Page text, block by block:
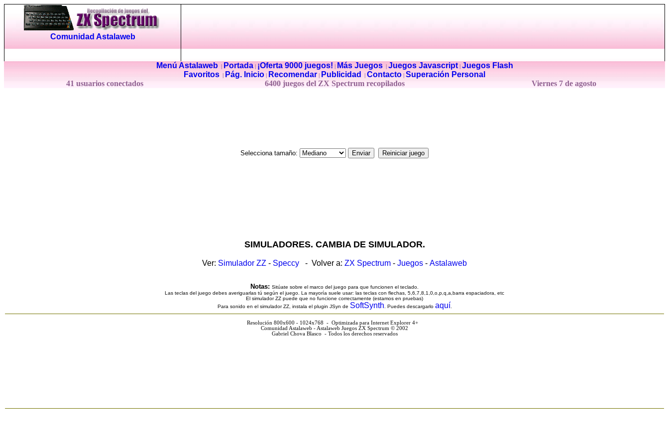
Comunidad Astalaweb
Menú Astalaweb| Portada| ¡Oferta 9000 juegos! Más Juegos| Juegos Javascript| Juegos Flash
Favoritos
Pág. Inicio Recomendar Publicidad Contacto Superación Personal
41 usuarios conectados
6400 juegos del ZX Spectrum recopilados Viernes 7 de agosto
Selecciona tamaño:
SIMULADORES. CAMBIA DE SIMULADOR.
Ver: Simulador ZZ - Speccy - Volver a: ZX Spectrum - Juegos - Astalaweb
Notas: Sitúate sobre el marco del juego para que funcionen el teclado.
Las teclas del juego debes averiguarlas tú según el juego. La mayoría suele usar: las teclas con flechas, 5,6,7,8,1,0,o,p,q,a,barra espaciadora, etc
El simulador ZZ puede que no funcione correctamente (estamos en pruebas)
Para sonido en el simulador ZZ, instala el plugin JSyn de SoftSynth . Puedes descargarlo aquí
Resolución 800x600 - 1024x768 - Optimizada para Internet Explorer 4+
Comunidad Astalaweb - Astalaweb Juegos ZX Spectrum © 2002
Gabriel Chova Blasco - Todos los derechos reservados